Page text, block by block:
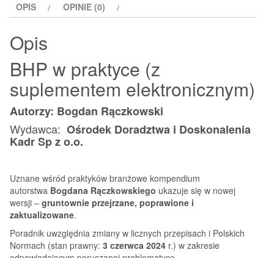
XX
Bogdan
Rączkowski
OPIS OPINIE (0)
Opis
BHP w praktyce (z
suplementem elektronicznym)
Autorzy: Bogdan Rączkowski
Wydawca: Ośrodek Doradztwa i Doskonalenia
Kadr Sp z o.o.
Uznane wśród praktyków branżowe kompendium
autorstwa Bogdana Rączkowskiego ukazuje się w nowej
wersji – gruntownie przejrzane, poprawione i
zaktualizowane.
Poradnik uwzględnia zmiany w licznych przepisach i Polskich
Normach (stan prawny: 3 czerwca 2024 r.) w zakresie